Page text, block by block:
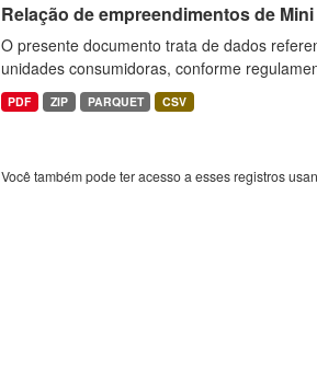
Relação de empreendimentos de
O presente documento trata de dados
unidades consumidoras, conforme
PDF ZIP PARQUET CSV
Você também pode ter acesso a esses registros